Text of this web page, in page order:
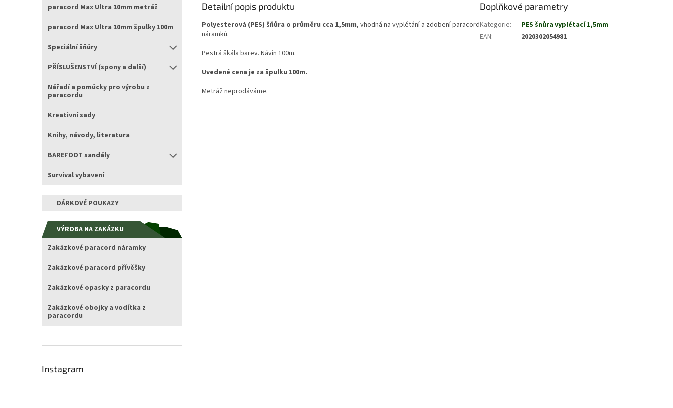
paracord Max Ultra 10mm metráž
paracord Max Ultra 10mm špulky 100m
Speciální šňůry
PŘÍSLUŠENSTVÍ (spony a další)
Nářadí a pomůcky pro výrobu z
paracordu
Kreativní sady
Knihy, návody, literatura
BAREFOOT sandály
Survival vybavení
DÁRKOVÉ POUKAZY
VÝROBA NA ZAKÁZKU
Zakázkové paracord náramky
Zakázkové paracord přívěšky
Zakázkové opasky z paracordu
Zakázkové obojky a vodítka z
paracordu
Instagram
Detailní popis produktu
Polyesterová (PES) šňůra o průměru cca 1,5mm, vhodná na vyplétání a zdobení paracord
náramků.
Pestrá škála barev. Návin 100m.
Uvedené cena je za špulku 100m.
Metráž neprodáváme.
Doplňkové parametry
Kategorie:
PES šnůra vyplétací 1,5mm
EAN: 2020302054981